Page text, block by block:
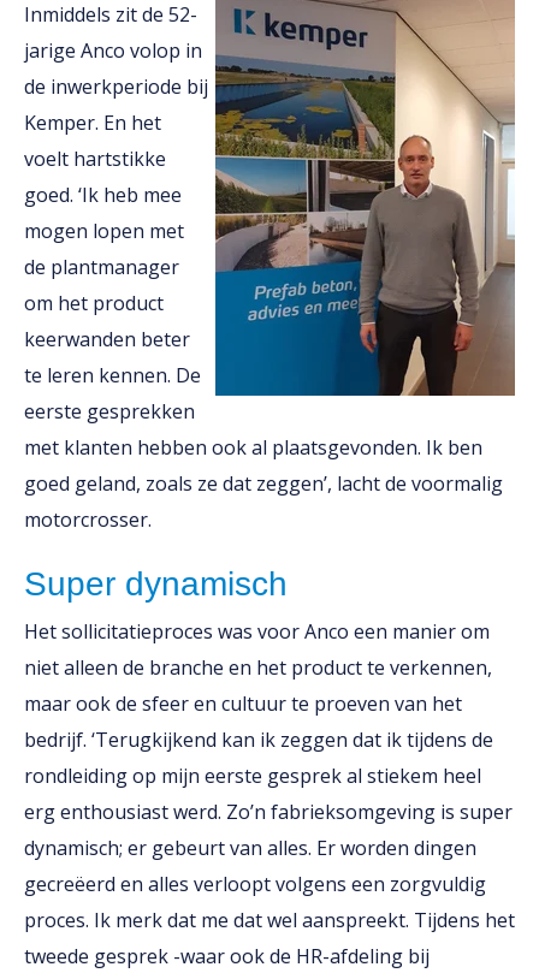
Inmiddels zit de 52-
jarige Anco volop in
de inwerkperiode bij
Kemper. En het
voelt hartstikke
goed. ‘Ik heb mee
mogen lopen met
de plantmanager
om het product
keerwanden beter
te leren kennen. De
eerste gesprekken
met klanten hebben ook al plaatsgevonden. Ik ben
goed geland, zoals ze dat zeggen’, lacht de voormalig
motorcrosser.
Super dynamisch
Het sollicitatieproces was voor Anco een manier om
niet alleen de branche en het product te verkennen,
maar ook de sfeer en cultuur te proeven van het
bedrijf. ‘Terugkijkend kan ik zeggen dat ik tijdens de
rondleiding op mijn eerste gesprek al stiekem heel
erg enthousiast werd. Zo’n fabrieksomgeving is super
dynamisch; er gebeurt van alles. Er worden dingen
gecreëerd en alles verloopt volgens een zorgvuldig
proces. Ik merk dat me dat wel aanspreekt. Tijdens het
tweede gesprek -waar ook de HR-afdeling bij